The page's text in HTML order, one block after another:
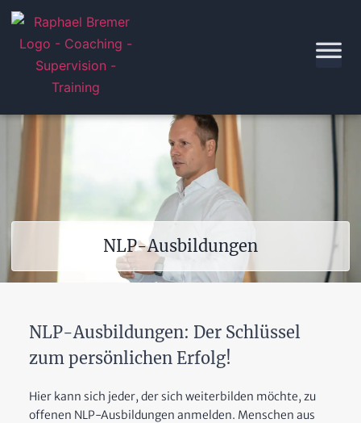
NLP-Ausbildungen
NLP-Ausbildungen: Der Schlüssel
zum persönlichen Erfolg!
Hier kann sich jeder, der sich weiterbilden möchte, zu
offenen NLP-Ausbildungen anmelden. Menschen aus